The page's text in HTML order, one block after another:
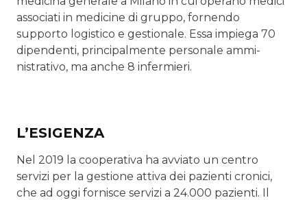
associati in medicine di gruppo, fornendo
supporto logistico e gestionale. Essa impiega 70
dipendenti, principalmente personale ammi­
nistrativo, ma anche 8 infermieri.
L’ESIGENZA
Nel 2019 la cooperativa ha avviato un centro
servizi per la gestione attiva dei pazienti cronici,
che ad oggi forni­sce servizi a 24.000 pazienti. Il